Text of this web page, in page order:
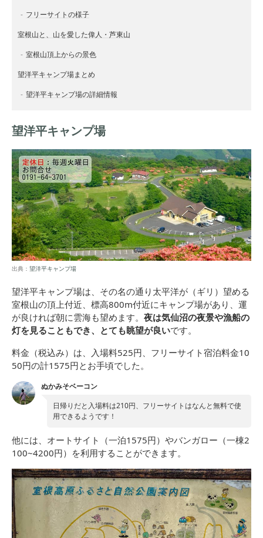
フリーサイトの様子
室根山と、山を愛した偉人・芦東山
室根山頂上からの景色
望洋平キャンプ場まとめ
望洋平キャンプ場の詳細情報
望洋平キャンプ場
出典： 望洋平キャンプ場
望洋平キャンプ場は、その名の通り太平洋が（ギリ）望める
室根山の頂上付近、標高800m付近にキャンプ場があり、運
が良ければ朝に雲海も望めます。 夜は気仙沼の夜景や漁船の
灯を見ることもでき、とても眺望が良いです。
料金（税込み）は、入場料525円、フリーサイト宿泊料金10
50円の計1575円とお手頃でした。
ぬかみそベーコン
日帰りだと入場料は210円、フリーサイトはなんと無料で使
用できるようです！
他には、オートサイト（一泊1575円）やバンガロー（一棟2
100~4200円）を利用することができます。